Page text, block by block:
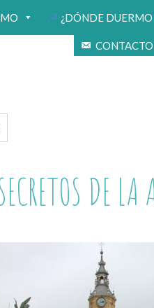
¿DÓNDE DUERMO
CONTACTO
DE LA